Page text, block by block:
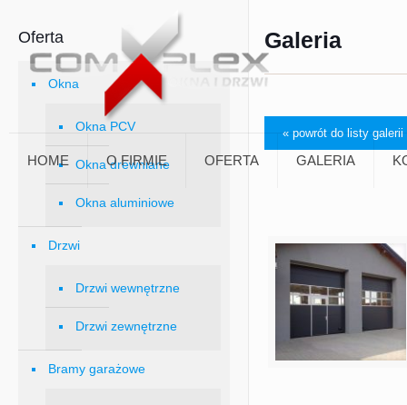
HOME O FIRMIE OFERTA GALERIA
Galeria
Oferta
Okna
Okna PCV
Okna drewniane
Okna aluminiowe
Drzwi
Drzwi wewnętrzne
Drzwi zewnętrzne
Bramy garażowe